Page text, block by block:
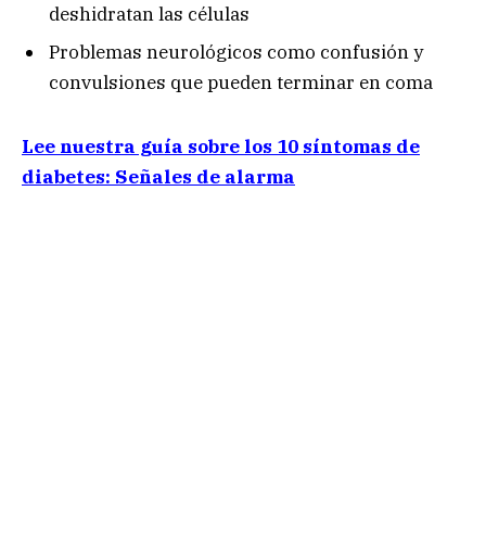
deshidratan las células
Problemas neurológicos como confusión y
convulsiones que pueden terminar en coma
Lee nuestra guía sobre los 10 síntomas de
diabetes: Señales de alarma